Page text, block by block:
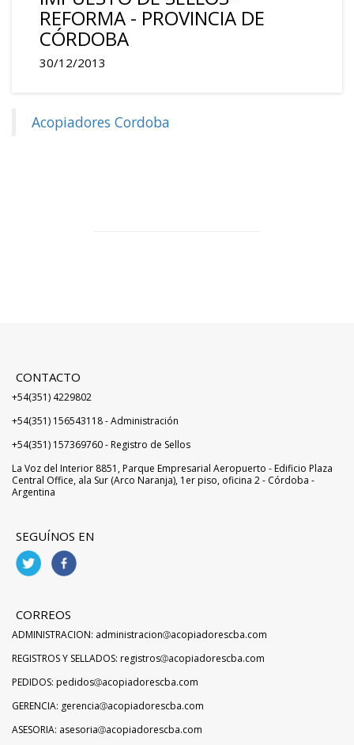
REFORMA - PROVINCIA DE
CÓRDOBA
30/12/2013
Acopiadores Cordoba
CONTACTO
+54(351) 4229802
+54(351) 156543118 - Administración
+54(351) 157369760 - Registro de Sellos
La Voz del Interior 8851, Parque Empresarial Aeropuerto - Edificio Plaza
Central Office, ala Sur (Arco Naranja), 1er piso, oficina 2 - Córdoba -
Argentina
SEGUÍNOS EN
CORREOS
ADMINISTRACION: administracion
acopiadorescba.com
REGISTROS Y SELLADOS: registros
acopiadorescba.com
PEDIDOS: pedidos
acopiadorescba.com
GERENCIA: gerencia
acopiadorescba.com
ASESORIA: asesoria
acopiadorescba.com